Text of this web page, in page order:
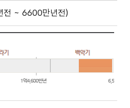
전 ~ 6600만년전)